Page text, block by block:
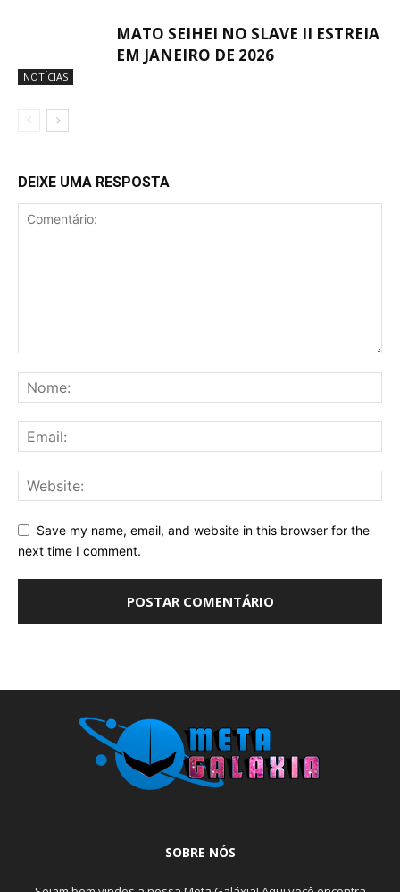
NOTÍCIAS
MATO SEIHEI NO SLAVE II ESTREIA
EM JANEIRO DE 2026
DEIXE UMA RESPOSTA
Save my name, email, and website in this browser for the
next time I comment.
SOBRE NÓS